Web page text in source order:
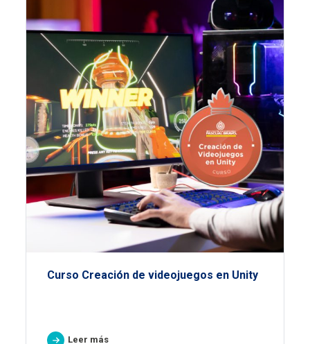
Curso Creación de videojuegos en Unity
Leer más